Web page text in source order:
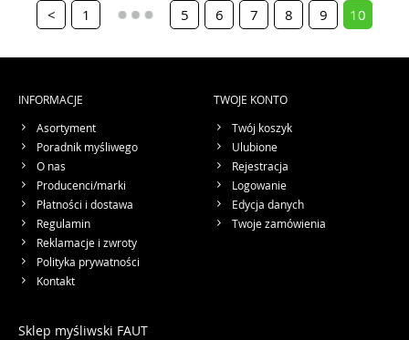
< 1 5 6 7 8 9 10
INFORMACJE
Asortyment
Poradnik myśliwego
O nas
Producenci/marki
Płatności i dostawa
Regulamin
Reklamacje i zwroty
Polityka prywatności
Kontakt
TWOJE KONTO
Twój koszyk
Ulubione
Rejestracja
Logowanie
Edycja danych
Twoje zamówienia
Sklep myśliwski FAUT